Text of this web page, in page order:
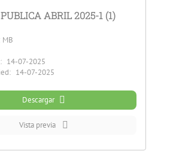
ABRIL 2025-1 (1)
MB
14-07-2025
14-07-2025
Descargar
Vista previa